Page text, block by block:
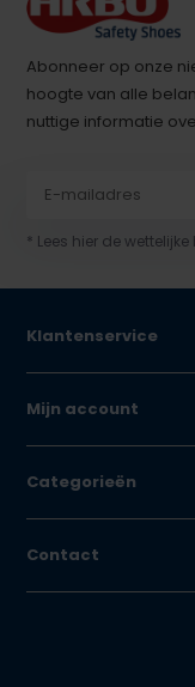
Abonneer op onze
hoogte van alle
nuttige informatie
* Lees hier de
Klantenservice
Mijn account
Categorieën
Contact